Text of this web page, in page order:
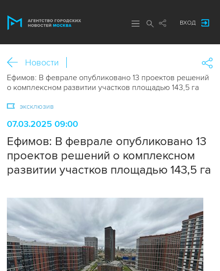
ВХОД
Новости
Ефимов: В феврале опубликовано 13 проектов решений
о комплексном развитии участков площадью 143,5 га
эксклюзив
07.03.2025 09:00
Ефимов: В феврале опубликовано 13
проектов решений о комплексном
развитии участков площадью 143,5 га